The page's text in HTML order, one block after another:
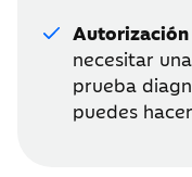
necesitar
prueba
puedes